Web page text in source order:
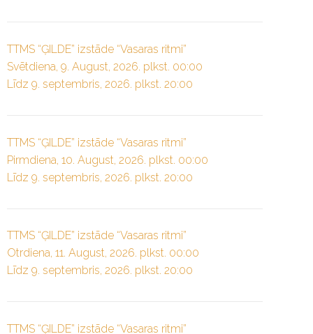
TTMS “ĢILDE” izstāde “Vasaras ritmi”
Svētdiena, 9. August, 2026. plkst. 00:00
Līdz 9. septembris, 2026. plkst. 20:00
TTMS “ĢILDE” izstāde “Vasaras ritmi”
Pirmdiena, 10. August, 2026. plkst. 00:00
Līdz 9. septembris, 2026. plkst. 20:00
TTMS “ĢILDE” izstāde “Vasaras ritmi”
Otrdiena, 11. August, 2026. plkst. 00:00
Līdz 9. septembris, 2026. plkst. 20:00
TTMS “ĢILDE” izstāde “Vasaras ritmi”